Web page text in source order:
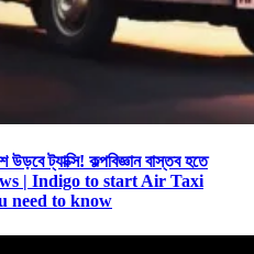
ট্যাক্সি! কল্পবিজ্ঞান বাস্তব হতে
| Indigo to start Air Taxi
need to know